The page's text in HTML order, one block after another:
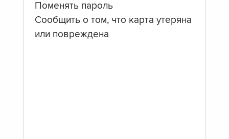
Поменять пароль
Сообщить о том, что карта утеряна
или повреждена